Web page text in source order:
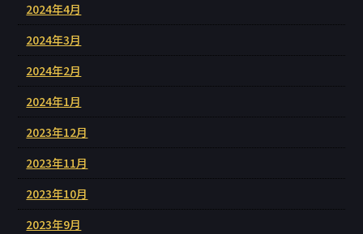
2024年4月
2024年3月
2024年2月
2024年1月
2023年12月
2023年11月
2023年10月
2023年9月